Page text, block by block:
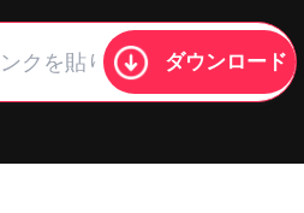
ダウンロード